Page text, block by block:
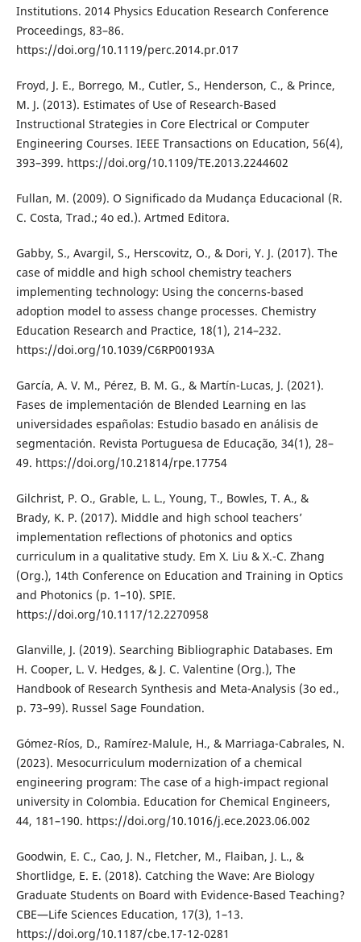
Institutions. 2014 Physics Education Research Conference
Proceedings, 83–86.
https://doi.org/10.1119/perc.2014.pr.017
Froyd, J. E., Borrego, M., Cutler, S., Henderson, C., & Prince,
M. J. (2013). Estimates of Use of Research-Based
Instructional Strategies in Core Electrical or Computer
Engineering Courses. IEEE Transactions on Education, 56(4),
393–399. https://doi.org/10.1109/TE.2013.2244602
Fullan, M. (2009). O Significado da Mudança Educacional (R.
C. Costa, Trad.; 4o ed.). Artmed Editora.
Gabby, S., Avargil, S., Herscovitz, O., & Dori, Y. J. (2017). The
case of middle and high school chemistry teachers
implementing technology: Using the concerns-based
adoption model to assess change processes. Chemistry
Education Research and Practice, 18(1), 214–232.
https://doi.org/10.1039/C6RP00193A
García, A. V. M., Pérez, B. M. G., & Martín-Lucas, J. (2021).
Fases de implementación de Blended Learning en las
universidades españolas: Estudio basado en análisis de
segmentación. Revista Portuguesa de Educação, 34(1), 28–
49. https://doi.org/10.21814/rpe.17754
Gilchrist, P. O., Grable, L. L., Young, T., Bowles, T. A., &
Brady, K. P. (2017). Middle and high school teachers’
implementation reflections of photonics and optics
curriculum in a qualitative study. Em X. Liu & X.-C. Zhang
(Org.), 14th Conference on Education and Training in Optics
and Photonics (p. 1–10). SPIE.
https://doi.org/10.1117/12.2270958
Glanville, J. (2019). Searching Bibliographic Databases. Em
H. Cooper, L. V. Hedges, & J. C. Valentine (Org.), The
Handbook of Research Synthesis and Meta-Analysis (3o ed.,
p. 73–99). Russel Sage Foundation.
Gómez-Ríos, D., Ramírez-Malule, H., & Marriaga-Cabrales, N.
(2023). Mesocurriculum modernization of a chemical
engineering program: The case of a high-impact regional
university in Colombia. Education for Chemical Engineers,
44, 181–190. https://doi.org/10.1016/j.ece.2023.06.002
Goodwin, E. C., Cao, J. N., Fletcher, M., Flaiban, J. L., &
Shortlidge, E. E. (2018). Catching the Wave: Are Biology
Graduate Students on Board with Evidence-Based Teaching?
CBE—Life Sciences Education, 17(3), 1–13.
https://doi.org/10.1187/cbe.17-12-0281